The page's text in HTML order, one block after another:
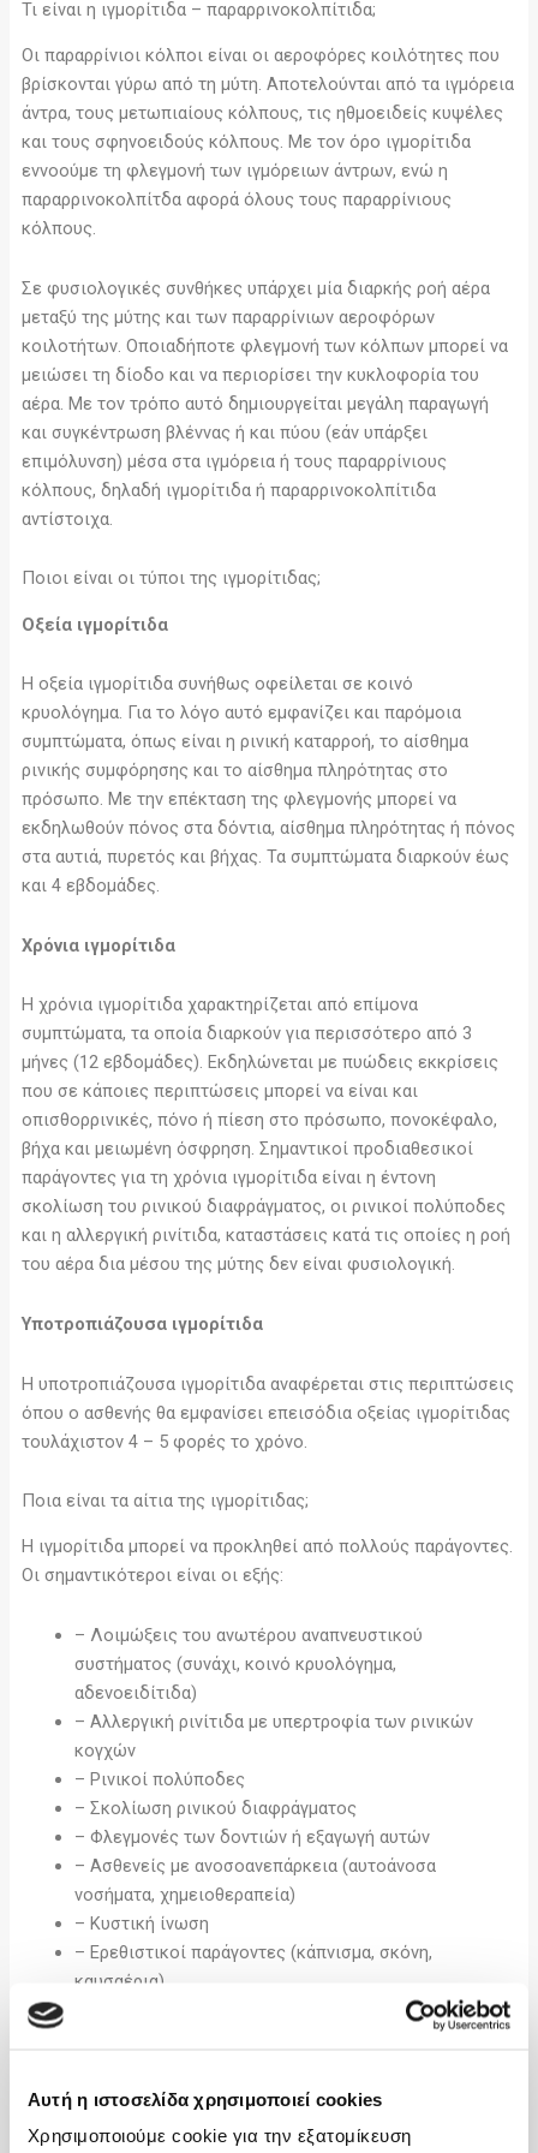
Αυτή η ιστοσελίδα χρησιμοποιεί cookies
Χρησιμοποιούμε cookie για την εξατομίκευση
Τι είναι η ιγμορίτιδα – παραρρινοκολπίτιδα;
Οι παραρρίνιοι κόλποι είναι οι αεροφόρες κοιλότητες που
βρίσκονται γύρω από τη μύτη. Αποτελούνται από τα ιγμόρεια
άντρα, τους μετωπιαίους κόλπους, τις ηθμοειδείς κυψέλες
και τους σφηνοειδούς κόλπους. Με τον όρο ιγμορίτιδα
εννοούμε τη φλεγμονή των ιγμόρειων άντρων, ενώ η
παραρρινοκολπίτδα αφορά όλους τους παραρρίνιους
κόλπους.
Σε φυσιολογικές συνθήκες υπάρχει μία διαρκής ροή αέρα
μεταξύ της μύτης και των παραρρίνιων αεροφόρων
κοιλοτήτων. Οποιαδήποτε φλεγμονή των κόλπων μπορεί να
μειώσει τη δίοδο και να περιορίσει την κυκλοφορία του
αέρα. Με τον τρόπο αυτό δημιουργείται μεγάλη παραγωγή
και συγκέντρωση βλέννας ή και πύου (εάν υπάρξει
επιμόλυνση) μέσα στα ιγμόρεια ή τους παραρρίνιους
κόλπους, δηλαδή ιγμορίτιδα ή παραρρινοκολπίτιδα
αντίστοιχα.
Ποιοι είναι οι τύποι της ιγμορίτιδας;
Οξεία ιγμορίτιδα
Η οξεία ιγμορίτιδα συνήθως οφείλεται σε κοινό
κρυολόγημα. Για το λόγο αυτό εμφανίζει και παρόμοια
συμπτώματα, όπως είναι η ρινική καταρροή, το αίσθημα
ρινικής συμφόρησης και το αίσθημα πληρότητας στο
πρόσωπο. Με την επέκταση της φλεγμονής μπορεί να
εκδηλωθούν πόνος στα δόντια, αίσθημα πληρότητας ή πόνος
στα αυτιά, πυρετός και βήχας. Τα συμπτώματα διαρκούν έως
και 4 εβδομάδες.
Χρόνια ιγμορίτιδα
Η χρόνια ιγμορίτιδα χαρακτηρίζεται από επίμονα
συμπτώματα, τα οποία διαρκούν για περισσότερο από 3
μήνες (12 εβδομάδες). Εκδηλώνεται με πυώδεις εκκρίσεις
που σε κάποιες περιπτώσεις μπορεί να είναι και
οπισθορρινικές, πόνο ή πίεση στο πρόσωπο, πονοκέφαλο,
βήχα και μειωμένη όσφρηση. Σημαντικοί προδιαθεσικοί
παράγοντες για τη χρόνια ιγμορίτιδα είναι η έντονη
σκολίωση του ρινικού διαφράγματος, οι ρινικοί πολύποδες
και η αλλεργική ρινίτιδα, καταστάσεις κατά τις οποίες η ροή
του αέρα δια μέσου της μύτης δεν είναι φυσιολογική.
Υποτροπιάζουσα ιγμορίτιδα
Η υποτροπιάζουσα ιγμορίτιδα αναφέρεται στις περιπτώσεις
όπου ο ασθενής θα εμφανίσει επεισόδια οξείας ιγμορίτιδας
τουλάχιστον 4 – 5 φορές το χρόνο.
Ποια είναι τα αίτια της ιγμορίτιδας;
Η ιγμορίτιδα μπορεί να προκληθεί από πολλούς παράγοντες.
Οι σημαντικότεροι είναι οι εξής:
– Λοιμώξεις του ανωτέρου αναπνευστικού
συστήματος (συνάχι, κοινό κρυολόγημα,
αδενοειδίτιδα)
– Αλλεργική ρινίτιδα με υπερτροφία των ρινικών
κογχών
– Ρινικοί πολύποδες
– Σκολίωση ρινικού διαφράγματος
– Φλεγμονές των δοντιών ή εξαγωγή αυτών
– Ασθενείς με ανοσοανεπάρκεια (αυτοάνοσα
νοσήματα, χημειοθεραπεία)
– Κυστική ίνωση
– Ερεθιστικοί παράγοντες (κάπνισμα, σκόνη,
καυσαέρια)
– Απότομες μεταβολές της ατμοσφαιρικής πίεσης
Ποια είναι τα κύρια συμπτώματα της ιγμορίτιδας;
– Δυσχέρεια ρινικής αναπνοής